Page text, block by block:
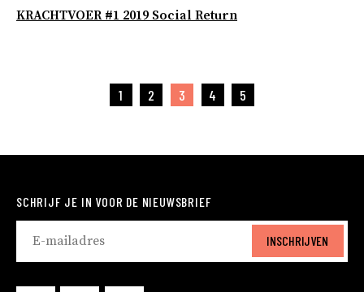
KRACHTVOER #1 2019 Social Return
1 2 3 4 5
SCHRIJF JE IN VOOR DE NIEUWSBRIEF
INSCHRIJVEN